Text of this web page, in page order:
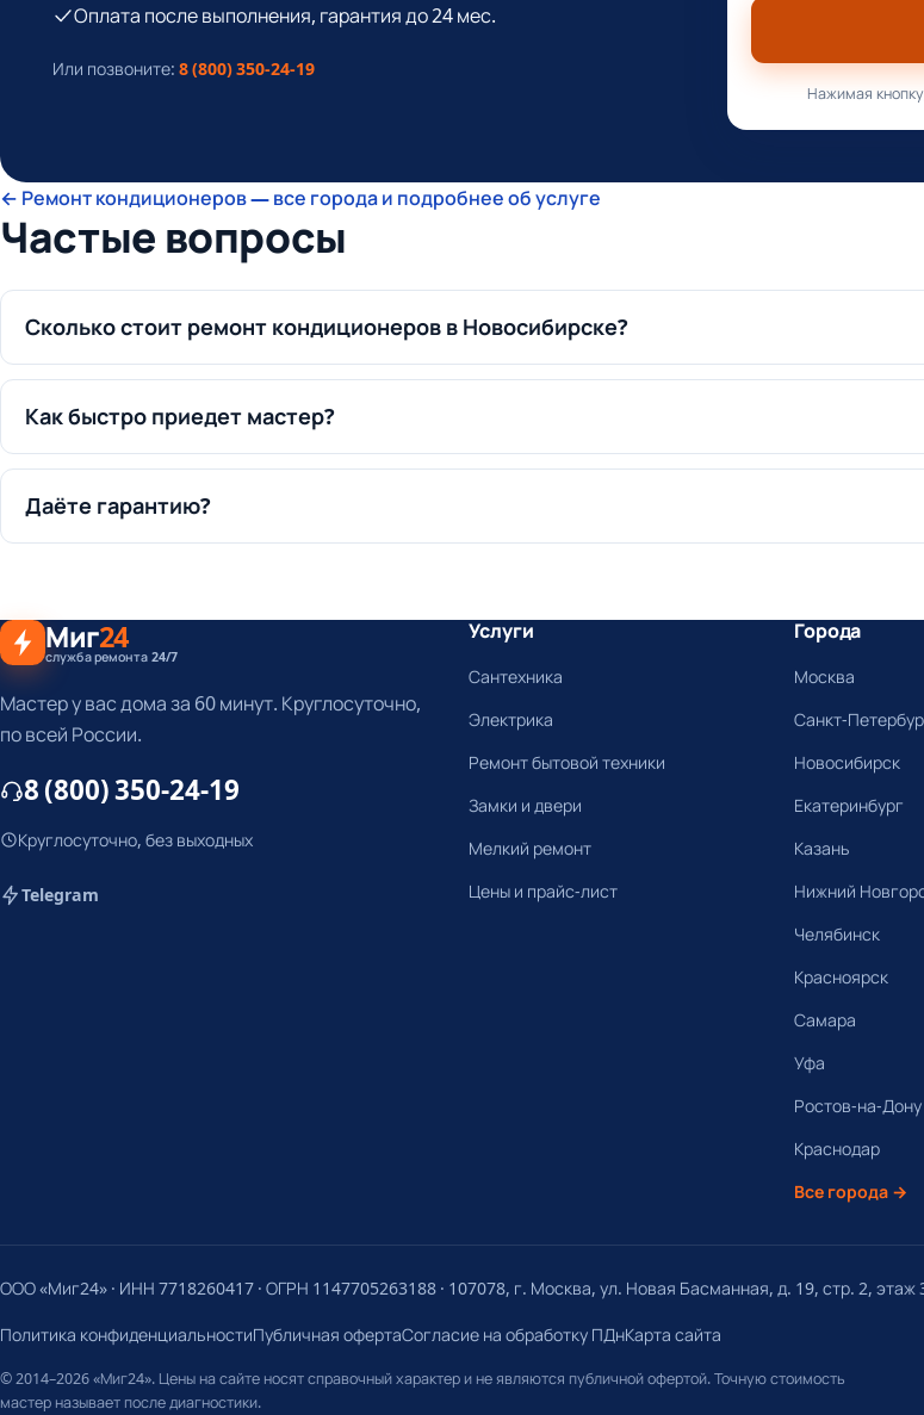
Оплата после выполнения, гарантия до 24 мес.
Или позвоните: 8 (800) 350-24-19
Нажимая
← Ремонт кондиционеров — все города и подробнее об услуге
Частые вопросы
Сколько стоит ремонт кондиционеров в Новосибирске?
Как быстро приедет мастер?
Даёте гарантию?
Миг24
служба ремонта 24/7
Мастер у вас дома за 60 минут. Круглосуточно,
по всей России.
8 (800) 350-24-19
Круглосуточно, без выходных
Telegram
Услуги
Сантехника
Электрика
Ремонт бытовой техники
Замки и двери
Мелкий ремонт
Цены и прайс-лист
Города
Москва
Санкт-
Новосибирск
Екатеринбург
Казань
Нижний
Челябинск
Красноярск
Самара
Уфа
Ростов-на-Дону
Краснодар
Все города →
ООО «Миг24» · ИНН 7718260417 · ОГРН 1147705263188 · 107078, г. Москва, ул. Новая Басманная, д. 19, стр. 2,
Политика конфиденциальностиПубличная офертаСогласие на обработку ПДнКарта сайта
© 2014–2026 «Миг24». Цены на сайте носят справочный характер и не являются публичной офертой. Точную стоимость
мастер называет после диагностики.